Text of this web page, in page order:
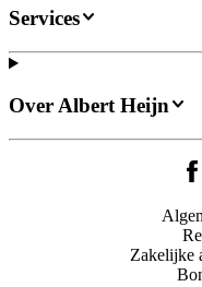
Services
Over Albert Heijn
Zakelijke